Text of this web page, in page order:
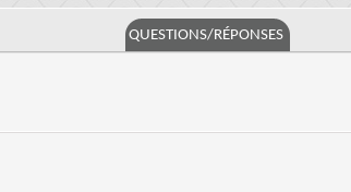
QUESTIONS/RÉPONSES